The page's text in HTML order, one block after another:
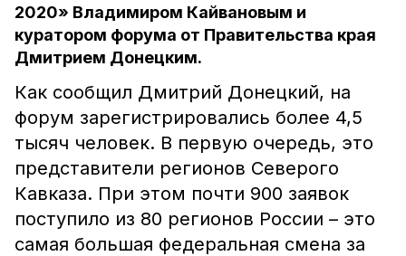
2020» Владимиром Кайвановым и
куратором форума от Правительства края
Дмитрием Донецким.
Как сообщил Дмитрий Донецкий, на
форум зарегистрировались более 4,5
тысяч человек. В первую очередь, это
представители регионов Северого
Кавказа. При этом почти 900 заявок
поступило из 80 регионов России – это
самая большая федеральная смена за